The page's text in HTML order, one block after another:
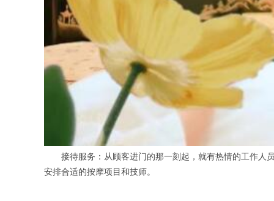
接待服务：从顾客进门的那一刻起，就有热情的工作人员
安排合适的按摩项目和技师。